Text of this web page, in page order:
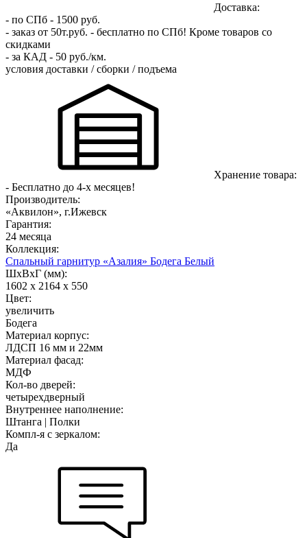
Доставка:
- по СПб - 1500 руб.
- заказ от 50т.руб. - бесплатно по СПб! Кроме товаров со
скидками
- за КАД - 50 руб./км.
условия доставки / сборки / подъема
Хранение товара:
- Бесплатно до 4-х месяцев!
Производитель:
«Аквилон», г.Ижевск
Гарантия:
24 месяца
Коллекция:
Спальный гарнитур «Азалия» Бодега Белый
ШхВхГ (мм):
1602 х 2164 х 550
Цвет:
увеличить
Бодега
Материал корпус:
ЛДСП 16 мм и 22мм
Материал фасад:
МДФ
Кол-во дверей:
четырехдверный
Внутреннее наполнение:
Штанга | Полки
Компл-я с зеркалом:
Да